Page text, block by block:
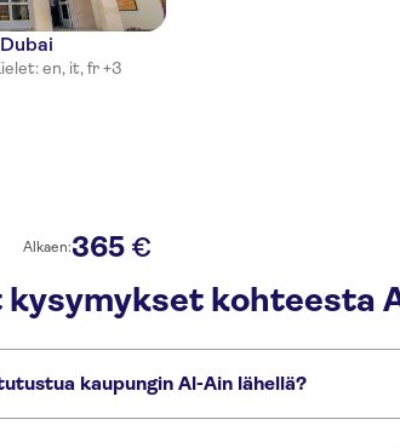
en, it, fr +3
Alkaen:365 €
kohteesta
kaupungin Al-Ain lähellä?